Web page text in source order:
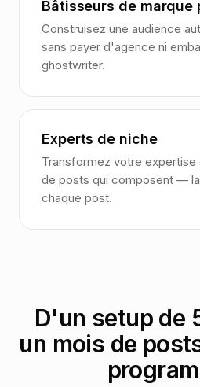
Bâtisseurs de marque
Construisez une audience
sans payer d'agence ni
ghostwriter.
Experts de niche
Transformez votre expertise
de posts qui composent —
chaque post.
D'un setup de
un mois de